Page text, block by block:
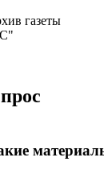
газеты